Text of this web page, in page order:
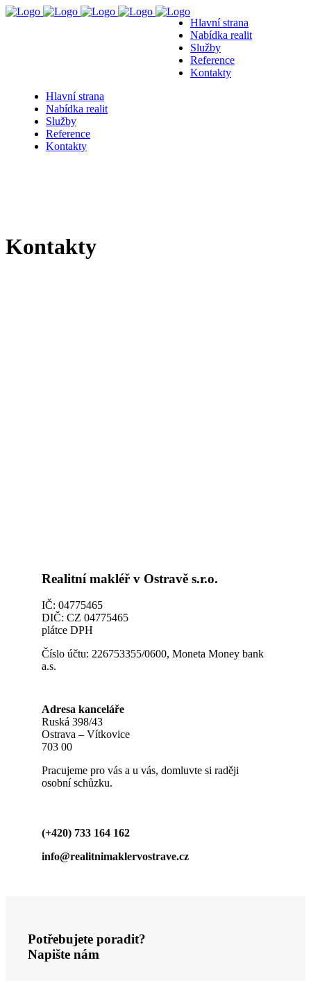
Hlavní strana
Nabídka realit
Služby
Reference
Kontakty
Hlavní strana
Nabídka realit
Služby
Reference
Kontakty
Kontakty
Realitní makléř v Ostravě s.r.o.
IČ: 04775465
DIČ: CZ 04775465
plátce DPH
Číslo účtu: 226753355/0600, Moneta Money bank
a.s.
Adresa kanceláře
Ruská 398/43
Ostrava – Vítkovice
703 00
Pracujeme pro vás a u vás, domluvte si raději
osobní schůzku.
(+420) 733 164 162
info@realitnimaklervostrave.cz
Potřebujete poradit?
Napište nám